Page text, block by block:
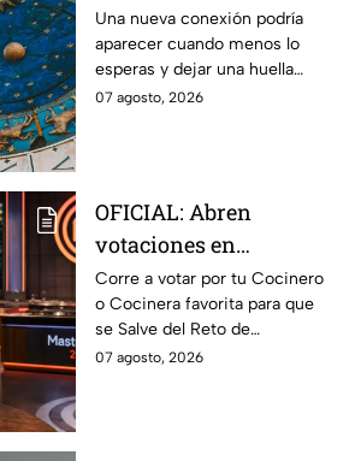
de agosto del 2026 para
cada signo; una
conexión inesperada
podría transformar tus
Una nueva conexión podría
aparecer cuando menos lo
esperas y dejar una huella
importante.
07 agosto, 2026
OFICIAL: Abren
votaciones en
MasterChef 24/7 para
que salves a un
Cocinero del Reto de
Eliminación de este
Corre a votar por tu Cocinero
o Cocinera favorita para que
se Salve del Reto de
Eliminación de MasterChef
07 agosto, 2026